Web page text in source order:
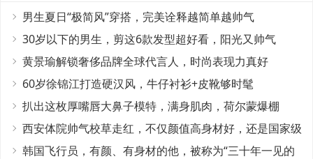
男生夏日“极简风”穿搭，完美诠释越简单越帅气
30岁以下的男生，剪这6款发型超好看，阳光又帅气
黄景瑜解锁奢侈品牌全球代言人，时尚表现力真好
60岁徐锦江打造硬汉风，牛仔衬衫+皮靴够时髦
扒出这枚厚嘴唇大鼻子模特，满身肌肉，荷尔蒙爆棚
西安体院帅气校草走红，不仅颜值高身材好，还是国家级
田径运动员
韩国飞行员，有颜、有身材的他，被称为“三十年一见的